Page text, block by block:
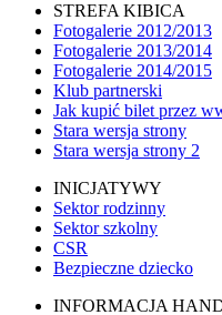
STREFA KIBICA
Fotogalerie 2012/2013
Fotogalerie 2013/2014
Fotogalerie 2014/2015
Klub partnerski
Jak kupić bilet przez
Stara wersja strony
Stara wersja strony 2
INICJATYWY
Sektor rodzinny
Sektor szkolny
CSR
Bezpieczne dziecko
INFORMACJA